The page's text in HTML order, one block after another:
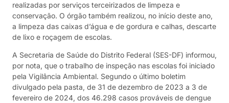
realizadas por serviços terceirizados de limpeza e
conservação. O órgão também realizou, no início deste ano,
a limpeza das caixas d’água e de gordura e calhas, descarte
de lixo e roçagem de escolas.
A Secretaria de Saúde do Distrito Federal (SES-DF) informou,
por nota, que o trabalho de inspeção nas escolas foi iniciado
pela Vigilância Ambiental. Segundo o último boletim
divulgado pela pasta, de 31 de dezembro de 2023 a 3 de
fevereiro de 2024, dos 46.298 casos prováveis de dengue